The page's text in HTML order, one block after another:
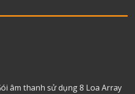
âm thanh sử dụng 8 Loa Array